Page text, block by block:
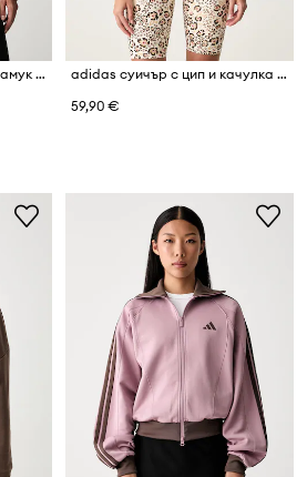
adidas суичър дамски с памук Stadium
adidas суичър с цип и качулка дамски с памук Soft Lux
59,90 €